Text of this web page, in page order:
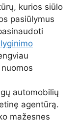
kurios siūlo
pasiūlymus
automobilių
agentūrą.
mažesnes